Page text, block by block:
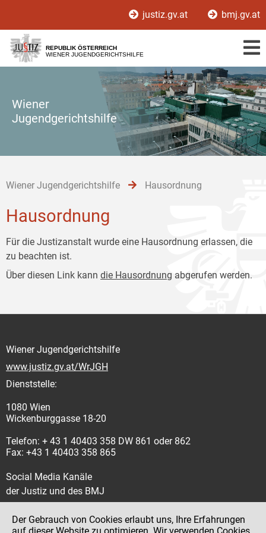
[1]
[2]
[3]
justiz.gv.at bmj.gv.at
REPUBLIK ÖSTERREICH
WIENER JUGENDGERICHTSHILFE
Wiener
Jugendgerichtshilfe
Wiener Jugendgerichtshilfe Hausordnung
Hausordnung
Für die Justizanstalt wurde eine Hausordnung erlassen, die
zu beachten ist.
Über diesen Link kann die Hausordnung abgerufen werden.
Wiener Jugendgerichtshilfe
www.justiz.gv.at/WrJGH
Dienststelle:
1080 Wien
Wickenburggasse 18-20
Telefon: + 43 1 40403 358 DW 861 oder 862
Fax: +43 1 40403 358 865
Social Media Kanäle
der Justiz und des BMJ
Der Gebrauch von Cookies erlaubt uns, Ihre Erfahrungen